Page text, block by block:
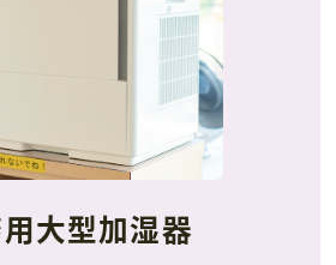
大型加湿器